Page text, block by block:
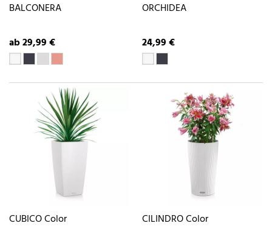
BALCONERA
ab 29,99 €
ORCHIDEA
24,99 €
CUBICO Color CILINDRO Color